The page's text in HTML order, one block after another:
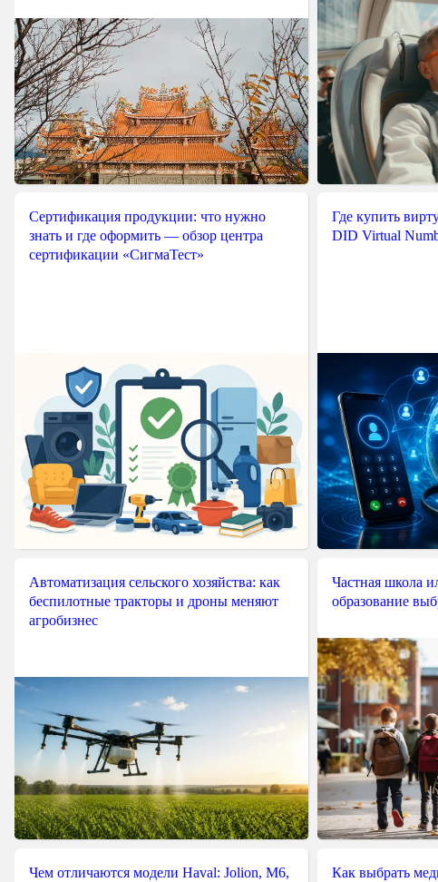
Сертификация продукции: что нужно
знать и где оформить — обзор центра
сертификации «СигмаТест»
Где купить
DID Virtual
Автоматизация сельского хозяйства: как
беспилотные тракторы и дроны меняют
агробизнес
Частная школа
образование
Чем отличаются модели Haval: Jolion, M6,
Как выбрать